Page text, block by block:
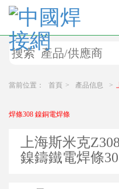
當前位置： 首頁 > 產品信息 >
焊條308 鎳銅電焊條
上海斯米克
鎳鑄鐵電焊條